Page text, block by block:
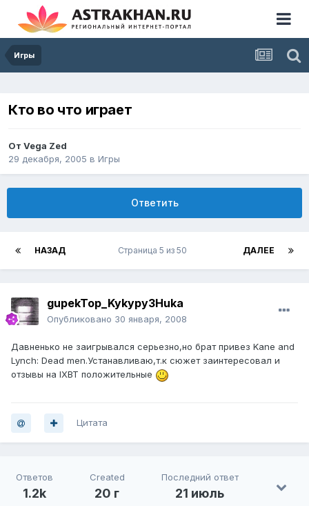
Игры
Кто во что играет
От Vega Zed
29 декабря, 2005 в Игры
Ответить
НАЗАД ДАЛЕЕ
Страница 5 из 50
gupekTop_Kykypy3Huka
Опубликовано 30 января, 2008
Давненько не заигрывался серьезно,но брат привез Kane and
Lynch: Dead men.Устанавливаю,т.к сюжет заинтересовал и
отзывы на IXBT положительные
Цитата
Ответов
1.2k
Created
20 г
Последний ответ
21 июль